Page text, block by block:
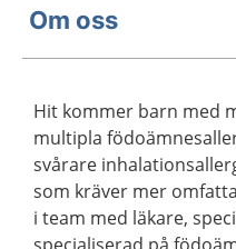
Om oss
Hit kommer barn med
multipla
svårare
som kräver mer
i team med läkare,